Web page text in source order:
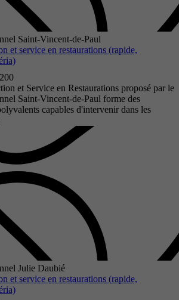
Saint-Vincent-de-Paul
et service en restaurations (rapide,
et Service en Restaurations proposé par le
Saint-Vincent-de-Paul forme des
capables d'intervenir dans les
Julie Daubié
et service en restaurations (rapide,